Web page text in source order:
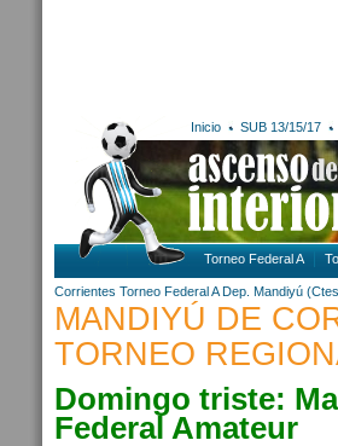
Inicio SUB 13/15/17
Torneo Federal A
Corrientes Torneo Federal A Dep. Mandiyú
MANDIYÚ DE
TORNEO
Domingo triste:
Federal Amateur